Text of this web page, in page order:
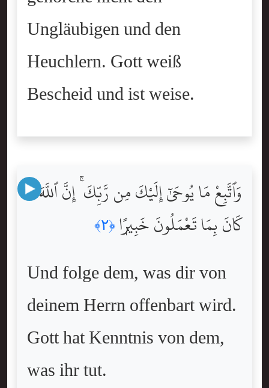
Ungläubigen und den
Heuchlern. Gott weiß
Bescheid und ist weise.
وَٱتَّبِعْ مَا يُوحَىٰٓ إِلَيْكَ مِن رَّبِّكَ ۚ إِنَّ ٱللَّهَ
كَانَ بِمَا تَعْمَلُونَ خَبِيرًۭا ﴿٢﴾
Und folge dem, was dir von
deinem Herrn offenbart wird.
Gott hat Kenntnis von dem,
was ihr tut.